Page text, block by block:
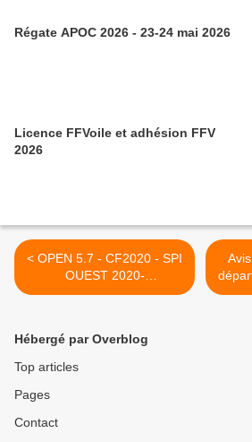
Régate APOC 2026 - 23-24 mai 2026
Licence FFVoile et adhésion FFV
2026
< OPEN 5.7 - CF2020 - SPI
OUEST 2020-
BRAVOOOOOOOOOOOO
Hébergé par Overblog
Top articles
Pages
Contact